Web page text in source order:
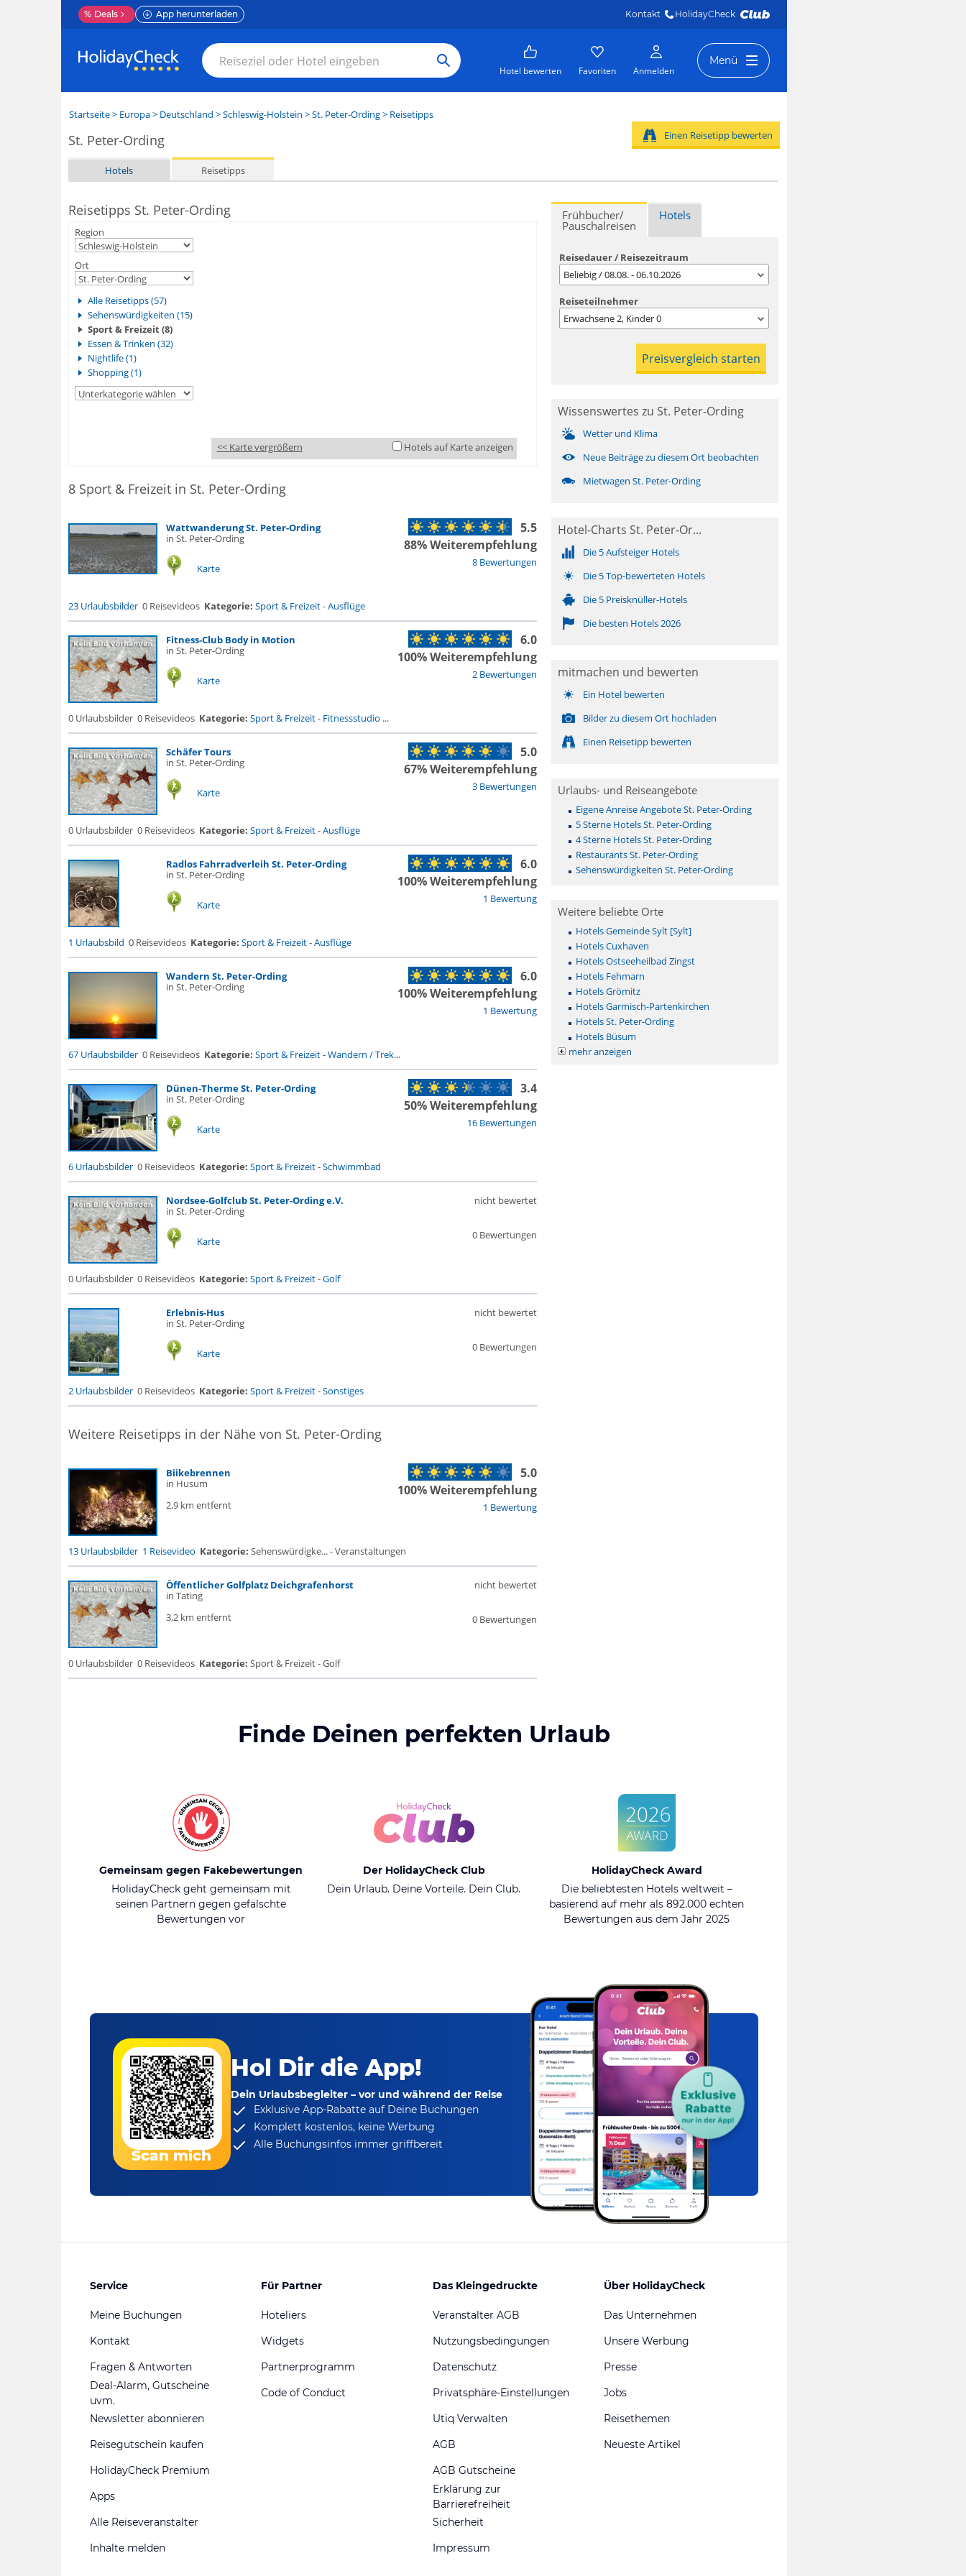
% Deals App herunterladen Kontakt HolidayCheck
Hotel bewerten Favoriten Anmelden
Menü
Startseite> Europa> Deutschland >Schleswig-Holstein >St. Peter-Ording> Reisetipps
St. Peter-Ording
Hotels Reisetipps
Einen Reisetipp bewerten
Reisetipps St. Peter-Ording
Region
Ort
Alle Reisetipps (57)
Sehenswürdigkeiten (15)
Sport & Freizeit (8)
Essen & Trinken (32)
Nightlife (1)
Shopping (1)
<< Karte vergrößern Hotels auf Karte anzeigen
8 Sport & Freizeit in St. Peter-Ording
Wattwanderung St. Peter-Ording
in St. Peter-Ording
Karte 8 Bewertungen
5.5
88% Weiterempfehlung
23 Urlaubsbilder 0 Reisevideos Kategorie: Sport & Freizeit-Ausflüge
Fitness-Club Body in Motion
in St. Peter-Ording
Karte 2 Bewertungen
6.0
100% Weiterempfehlung
0 Urlaubsbilder 0 Reisevideos Kategorie: Sport & Freizeit- Fitnessstudio ...
Schäfer Tours
in St. Peter-Ording
Karte 3 Bewertungen
5.0
67% Weiterempfehlung
0 Urlaubsbilder 0 Reisevideos Kategorie: Sport & Freizeit-Ausflüge
Radlos Fahrradverleih St. Peter-Ording
in St. Peter-Ording
Karte 1 Bewertung
6.0
100% Weiterempfehlung
1 Urlaubsbild 0 Reisevideos Kategorie: Sport & Freizeit-Ausflüge
Wandern St. Peter-Ording
in St. Peter-Ording
1 Bewertung
6.0
100% Weiterempfehlung
67 Urlaubsbilder 0 Reisevideos Kategorie: Sport & Freizeit-Wandern / Trek...
Dünen-Therme St. Peter-Ording
in St. Peter-Ording
Karte 16 Bewertungen
3.4
50% Weiterempfehlung
6 Urlaubsbilder 0 Reisevideos Kategorie: Sport & Freizeit-Schwimmbad
Nordsee-Golfclub St. Peter-Ording e.V.
in St. Peter-Ording
Karte 0 Bewertungen
nicht bewertet
0 Urlaubsbilder 0 Reisevideos Kategorie: Sport & Freizeit-Golf
Erlebnis-Hus
in St. Peter-Ording
Karte 0 Bewertungen
nicht bewertet
2 Urlaubsbilder 0 Reisevideos Kategorie: Sport & Freizeit-Sonstiges
Weitere Reisetipps in der Nähe von St. Peter-Ording
Biikebrennen
in Husum
2,9 km entfernt
1 Bewertung
5.0
100% Weiterempfehlung
13 Urlaubsbilder 1 Reisevideo Kategorie: Sehenswürdigke... - Veranstaltungen
Öffentlicher Golfplatz Deichgrafenhorst
in Tating
3,2 km entfernt
0 Bewertungen
nicht bewertet
0 Urlaubsbilder 0 Reisevideos Kategorie: Sport & Freizeit - Golf
Frühbucher/
Pauschalreisen
Hotels
Reisedauer / Reisezeitraum
Beliebig / 08.08. - 06.10.2026
Reiseteilnehmer
Erwachsene2, Kinder0
Wissenswertes zu St. Peter-Ording
Wetter und Klima
Neue Beiträge zu diesem Ort beobachten
Mietwagen St. Peter-Ording
Hotel-Charts St. Peter-Or...
Die 5 Aufsteiger Hotels
Die 5 Top-bewerteten Hotels
Die 5 Preisknüller-Hotels
Die besten Hotels 2026
mitmachen und bewerten
Ein Hotel bewerten
Bilder zu diesem Ort hochladen
Einen Reisetipp bewerten
Urlaubs- und Reiseangebote
Eigene Anreise Angebote St. Peter-Ording
5 Sterne Hotels St. Peter-Ording
4 Sterne Hotels St. Peter-Ording
Restaurants St. Peter-Ording
Sehenswürdigkeiten St. Peter-Ording
Weitere beliebte Orte
Hotels Gemeinde Sylt [Sylt]
Hotels Cuxhaven
Hotels Ostseeheilbad Zingst
Hotels Fehmarn
Hotels Grömitz
Hotels Garmisch-Partenkirchen
Hotels St. Peter-Ording
Hotels Büsum
mehr anzeigen
Finde Deinen perfekten Urlaub
Gemeinsam gegen Fakebewertungen
HolidayCheck geht gemeinsam mit
seinen Partnern gegen gefälschte
Bewertungen vor
Der HolidayCheck Club
Dein Urlaub. Deine Vorteile. Dein Club.
HolidayCheck Award
Die beliebtesten Hotels weltweit –
basierend auf mehr als 892.000 echten
Bewertungen aus dem Jahr 2025
Scan mich
Hol Dir die App!
Dein Urlaubsbegleiter – vor und während der Reise
Exklusive App-Rabatteauf Deine Buchungen
Komplett kostenlos, keine Werbung
Alle Buchungsinfos immer griffbereit
Service
Meine Buchungen
Kontakt
Fragen & Antworten
Deal-Alarm, Gutscheine
uvm.
Newsletter abonnieren
Reisegutschein kaufen
HolidayCheck Premium
Apps
Alle Reiseveranstalter
Inhalte melden
Für Partner
Hoteliers
Widgets
Partnerprogramm
Code of Conduct
Das Kleingedruckte
Veranstalter AGB
Nutzungsbedingungen
Datenschutz
Privatsphäre-Einstellungen
Utiq Verwalten
AGB
AGB Gutscheine
Erklärung zur
Barrierefreiheit
Sicherheit
Impressum
Über HolidayCheck
Das Unternehmen
Unsere Werbung
Presse
Jobs
Reisethemen
Neueste Artikel